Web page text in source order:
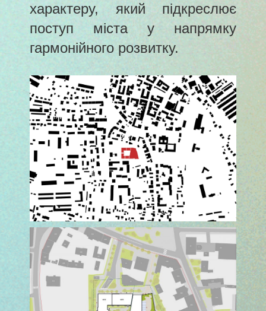
характеру, який підкреслює
поступ міста у напрямку
гармонійного розвитку.